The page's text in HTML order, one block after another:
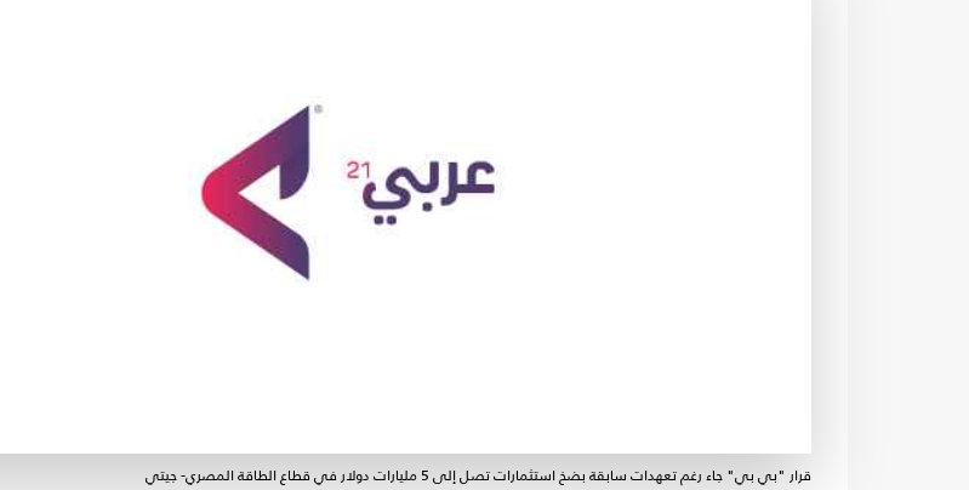
قرار "بي بي" جاء رغم تعهدات سابقة بضخ استثمارات تصل إلى 5 مليارات دولار في قطاع الطاقة المصري- جيتي